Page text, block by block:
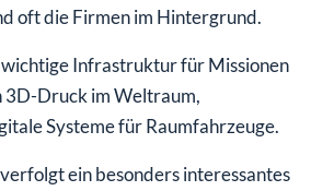
oft die Firmen im Hintergrund.
Infrastruktur für Missionen
3D-Druck im Weltraum,
Systeme für Raumfahrzeuge.
ein besonders interessantes